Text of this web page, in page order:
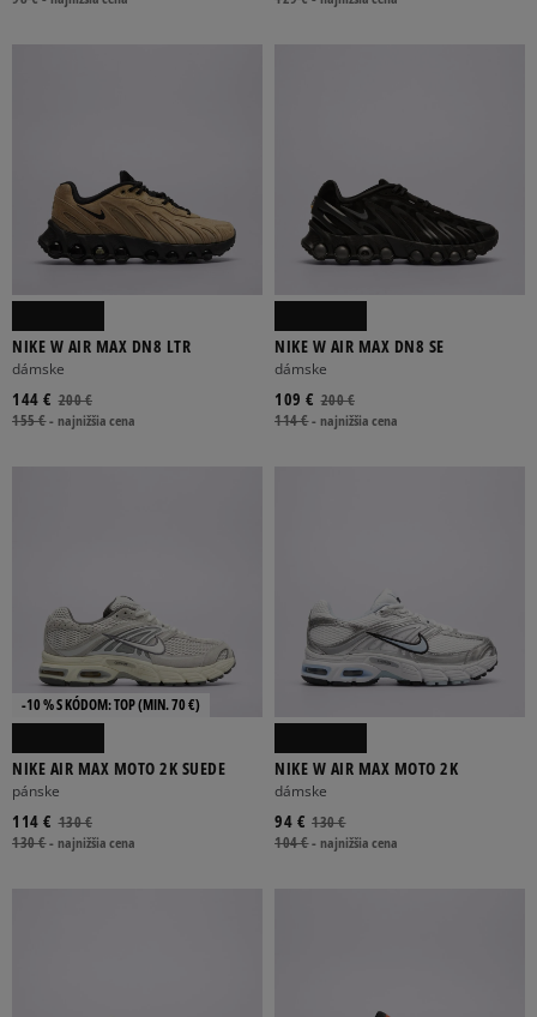
NIKE W AIR MAX DN8 LTR
dámske
200 €
144 €
155 €-najnižšia cena
NIKE W AIR MAX DN8 SE
dámske
200 €
109 €
114 €-najnižšia cena
-10 % S KÓDOM: TOP (MIN. 70 €)
NIKE AIR MAX MOTO 2K SUEDE
pánske
130 €
114 €
130 €-najnižšia cena
NIKE W AIR MAX MOTO 2K
dámske
130 €
94 €
104 €-najnižšia cena